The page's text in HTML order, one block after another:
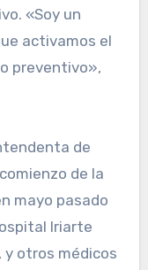
«Soy un
activamos el
preventivo»,
de
de la
mayo pasado
Iriarte
y otros médicos